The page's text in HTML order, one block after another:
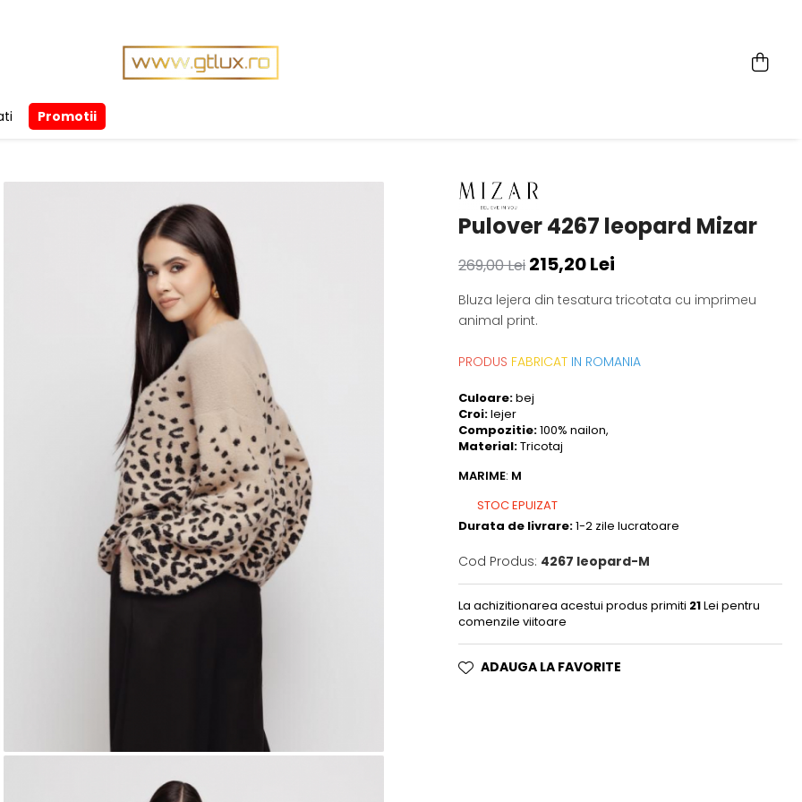
Promotii
Pulover 4267 leopard Mizar
269,00 Lei 215,20 Lei
Bluza lejera din tesatura tricotata cu imprimeu
animal print.
PRODUS FABRICAT IN ROMANIA
Culoare:bej
Croi:lejer
Compozitie:100% nailon,
Material:Tricotaj
MARIME: M
STOC EPUIZAT
Durata de livrare:1-2 zile lucratoare
Cod Produs: 4267 leopard-M
La achizitionarea acestui produs primiti 21Lei pentru
comenzile viitoare
ADAUGA LA FAVORITE